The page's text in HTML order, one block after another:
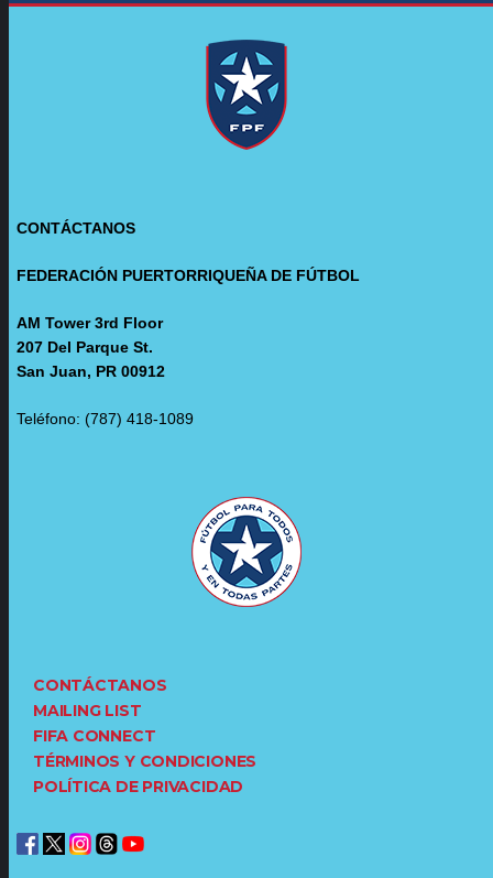
CONTÁCTANOS
FEDERACIÓN PUERTORRIQUEÑA DE FÚTBOL
AM Tower 3rd Floor
207 Del Parque St.
San Juan, PR 00912
Teléfono: (787) 418-1089
CONTÁCTANOS
MAILING LIST
FIFA CONNECT
TÉRMINOS Y CONDICIONES
POLÍTICA DE PRIVACIDAD